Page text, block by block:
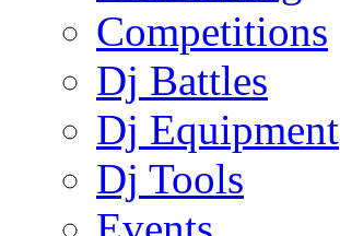
Competitions
Dj Battles
Dj Equipment
Dj Tools